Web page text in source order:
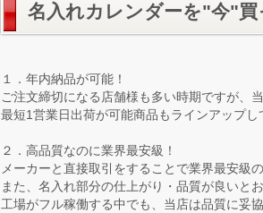
名入れカレンダーを"今"
１．年内納品が可能！
ご注文締切になる店舗様も多い時期ですが、
最短1営業日出荷が可能商品もラインアップ
２．高品質なのに業界最安級！
メーカーと直接取引をすることで業界最安級
また、名入れ部分の仕上がり・品質が良いと
工場がフル稼働する中でも、当店は品質に妥